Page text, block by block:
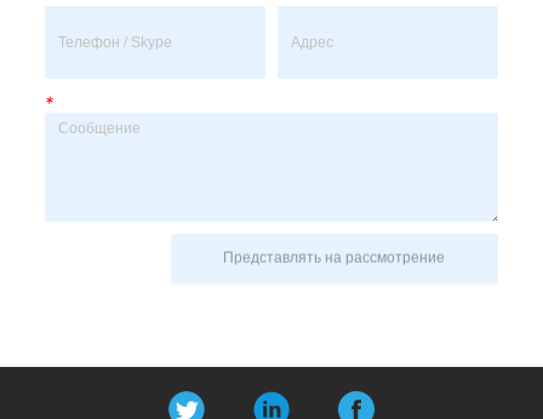
*
Представлять на рассмотрение